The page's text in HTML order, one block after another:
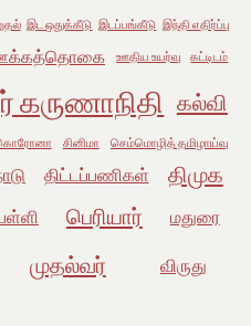
இட ஒதுக்கீடு இடப்பங்கீடு இந்தி எதிர்ப்பு
ஊதிய உயர்வு கட்டிடம்
கல்வி
சினிமா செம்மொழித் தமிழாய்வு
திட்டப்பணிகள்
திமுக
பெரியார் மதுரை
முதல்வர் விருது